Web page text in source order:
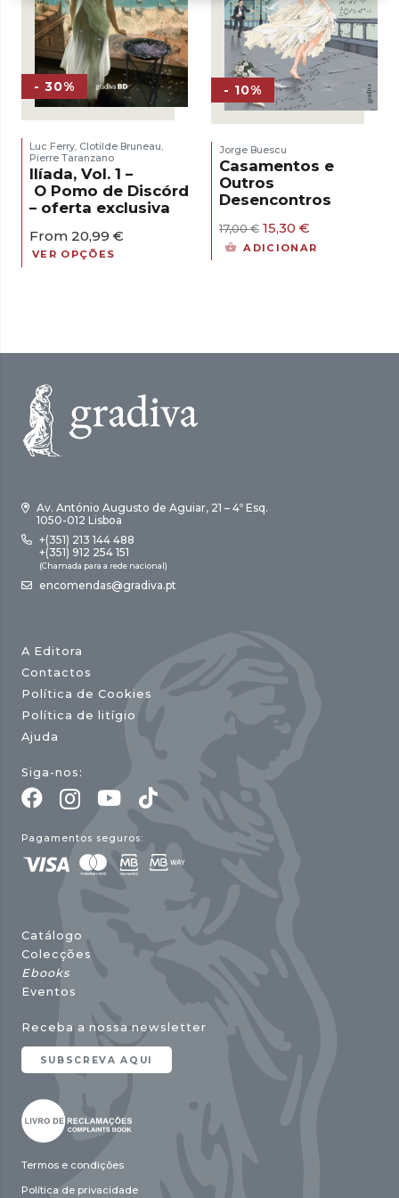
- 30%
Luc Ferry Clotilde Bruneau
Pierre Taranzano
Ilíada, Vol. 1 –
O Pomo de Discórdia
– oferta exclusiva
From 20,99 €
VER OPÇÕES
- 10%
Jorge Buescu
Casamentos e
Outros
Desencontros
17,00€ O
preço
15,30 €O
preço
ADICIONAR
Av. António Augusto de Aguiar, 21 – 4º Esq.
1050-012 Lisboa
+(351) 213 144 488
+(351) 912 254 151
(Chamada para a rede nacional)
encomendas@gradiva.pt
A Editora
Contactos
Política de Cookies
Política de litígio
Ajuda
Siga-nos:
Pagamentos seguros:
Catálogo
Colecções
Ebooks
Eventos
Receba a nossa newsletter
SUBSCREVA AQUI
Termos e condições
Política de privacidade